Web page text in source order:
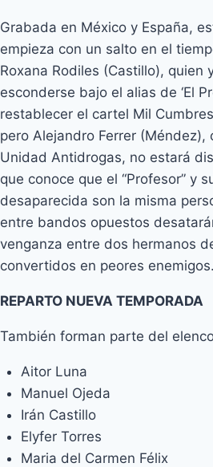
Grabada en México y España,
empieza con un salto en el
Roxana Rodiles (Castillo), quien
esconderse bajo el alias de ‘El
restablecer el cartel Mil
pero Alejandro Ferrer (Méndez),
Unidad Antidrogas, no estará
que conoce que el “Profesor” y
desaparecida son la misma
entre bandos opuestos
venganza entre dos hermanos
convertidos en peores enemigos.
REPARTO NUEVA TEMPORADA
También forman parte del
Aitor Luna
Manuel Ojeda
Irán Castillo
Elyfer Torres
Maria del Carmen Félix